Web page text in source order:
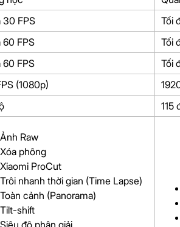
30 FPS
Tối
60 FPS
Tối
60 FPS
Tối
(1080p)
115
Ảnh Raw
Xóa phông
Xiaomi ProCut
Trôi nhanh thời gian (Time Lapse)
Toàn cảnh (Panorama)
Tilt-shift